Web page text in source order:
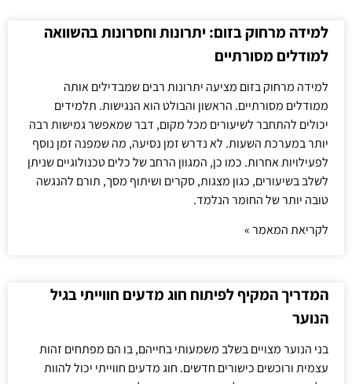
למידה מרחוק בזום: יתרונות וחסרונות בהשוואה
למודלים מסורתיים
למידה מרחוק בזום מציעה יתרונות רבים שמבדילים אותה
ממודלים מסורתיים. הראשון והבולט הוא הנגישות. תלמידים
יכולים להתחבר לשיעורים מכל מקום, דבר שמאפשר גמישות רבה
יותר במערכת השעות. לא נדרש זמן נסיעה, מה שמפנה זמן נוסף
לפעילויות אחרות. כמו כן, המגוון הרחב של כלים טכנולוגיים שניתן
לשלב בשיעורים, כגון מצגות, סקרים ושיתוף מסך, תורם להנגשה
טובה יותר של החומר הנלמד.
לקריאת המאמר »
המדריך המקיף לפיתוח חוג מדעים חווייתי בגיל
הנוער
בני הנוער מצויים בשלב משמעותי בחייהם, בו הם מפתחים זהות
עצמית ורוכשים כישורים חדשים. חוג מדעים חווייתי יכול להוות